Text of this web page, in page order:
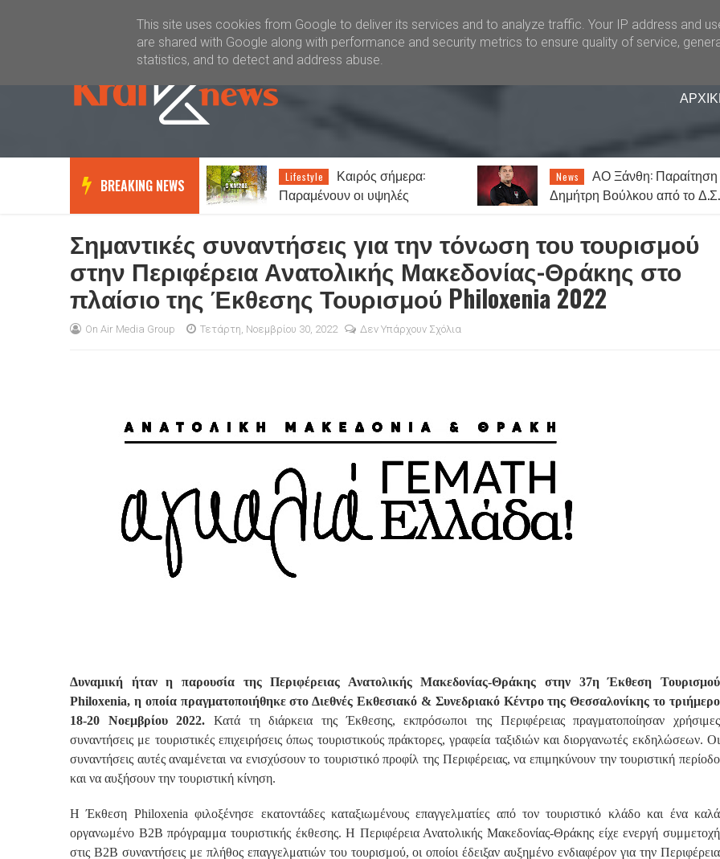
Καλώς ήλθατε Kral News
BREAKING NEWS
Καιρός σήμερα:
Παραμένουν οι υψηλές
θερμοκρασίες σε όλη τη χώρα -
Στα 7 μποφόρ οι άνεμοι στο
News
ΑΟ Ξάνθη: Παραίτηση
Δημήτρη Βούλκου από το Δ.Σ. –
Lifestyle
στην Ξάνθη: Τα
Σημαντικές συναντήσεις για την τόνωση του τουρισμού
στην Περιφέρεια Ανατολικής Μακεδονίας-Θράκης στο
πλαίσιο της Έκθεσης Τουρισμού Philoxenia 2022
On Air Media Group Τετάρτη, Νοεμβρίου 30, 2022 Δεν Υπάρχουν Σχόλια
Δυναμική ήταν η παρουσία της Περιφέρειας Ανατολικής Μακεδονίας-Θράκης στην 37η Έκθεση Τουρισμού
Philoxenia, η οποία πραγματοποιήθηκε στο Διεθνές Εκθεσιακό & Συνεδριακό Κέντρο της Θεσσαλονίκης το τριήμερο
18-20 Νοεμβρίου 2022. Κατά τη διάρκεια της Έκθεσης, εκπρόσωποι της Περιφέρειας πραγματοποίησαν χρήσιμες
συναντήσεις με τουριστικές επιχειρήσεις όπως τουριστικούς πράκτορες, γραφεία ταξιδιών και διοργανωτές εκδηλώσεων. Οι
συναντήσεις αυτές αναμένεται να ενισχύσουν το τουριστικό προφίλ της Περιφέρειας, να επιμηκύνουν την τουριστική περίοδο
και να αυξήσουν την τουριστική κίνηση.
Η Έκθεση Philoxenia φιλοξένησε εκατοντάδες καταξιωμένους επαγγελματίες από τον τουριστικό κλάδο και ένα καλά
οργανωμένο B2B πρόγραμμα τουριστικής έκθεσης. Η Περιφέρεια Ανατολικής Μακεδονίας-Θράκης είχε ενεργή συμμετοχή
στις B2B συναντήσεις με πλήθος επαγγελματιών του τουρισμού, οι οποίοι έδειξαν αυξημένο ενδιαφέρον για την Περιφέρεια
This site uses cookies from Google to deliver its services and to analyze traffic. Your IP address and
are shared with Google along with performance and security metrics to ensure quality of service,
statistics, and to detect and address abuse.